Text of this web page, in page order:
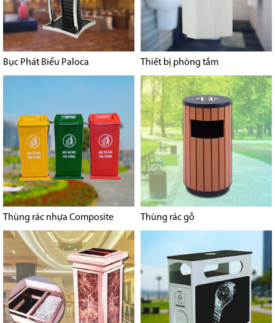
Bục Phát Biểu Paloca Thiết bị phòng tắm
Thùng rác nhựa Composite Thùng rác gỗ